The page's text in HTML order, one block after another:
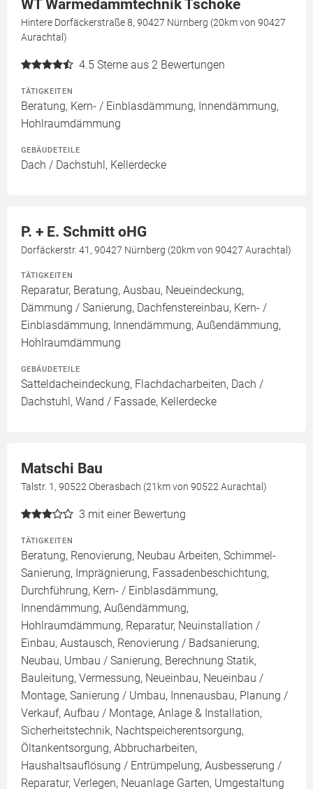
WT Wärmedämmtechnik Tschöke
Hintere Dorfäckerstraße 8, 90427 Nürnberg (20km von 90427
Aurachtal)
4.5 Sterne aus 2 Bewertungen
TÄTIGKEITEN
Beratung, Kern- / Einblasdämmung, Innendämmung,
Hohlraumdämmung
GEBÄUDETEILE
Dach / Dachstuhl, Kellerdecke
P. + E. Schmitt oHG
Dorfäckerstr. 41, 90427 Nürnberg (20km von 90427 Aurachtal)
TÄTIGKEITEN
Reparatur, Beratung, Ausbau, Neueindeckung,
Dämmung / Sanierung, Dachfenstereinbau, Kern- /
Einblasdämmung, Innendämmung, Außendämmung,
Hohlraumdämmung
GEBÄUDETEILE
Satteldacheindeckung, Flachdacharbeiten, Dach /
Dachstuhl, Wand / Fassade, Kellerdecke
Matschi Bau
Talstr. 1, 90522 Oberasbach (21km von 90522 Aurachtal)
3 mit einer Bewertung
TÄTIGKEITEN
Beratung, Renovierung, Neubau Arbeiten, Schimmel-
Sanierung, Imprägnierung, Fassadenbeschichtung,
Durchführung, Kern- / Einblasdämmung,
Innendämmung, Außendämmung,
Hohlraumdämmung, Reparatur, Neuinstallation /
Einbau, Austausch, Renovierung / Badsanierung,
Neubau, Umbau / Sanierung, Berechnung Statik,
Bauleitung, Vermessung, Neueinbau, Neueinbau /
Montage, Sanierung / Umbau, Innenausbau, Planung /
Verkauf, Aufbau / Montage, Anlage & Installation,
Sicherheitstechnik, Nachtspeicherentsorgung,
Öltankentsorgung, Abbrucharbeiten,
Haushaltsauflösung / Entrümpelung, Ausbesserung /
Reparatur, Verlegen, Neuanlage Garten, Umgestaltung